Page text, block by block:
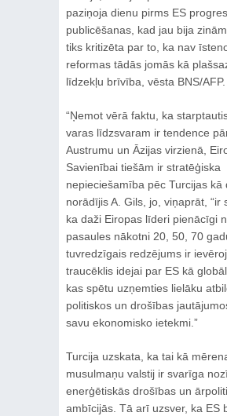
paziņoja dienu pirms ES
publicēšanas, kad jau bija
tiks kritizēta par to, ka nav
reformas tādās jomās kā
līdzekļu brīvība, vēsta BNS/AFP.
“Ņemot vērā faktu, ka
varas līdzsvaram ir tendence
Austrumu un Āzijas virzienā,
Savienībai tiešām ir stratēģiska
nepieciešamība pēc Turcijas kā
norādījis A. Gils, jo, viņaprāt, “ir
ka daži Eiropas līderi pienācīgi
pasaules nākotni 20, 50, 70
tuvredzīgais redzējums ir
traucēklis idejai par ES kā
kas spētu uzņemties lielāku
politiskos un drošības
savu ekonomisko ietekmi.”
Turcija uzskata, ka tai kā
musulmaņu valstij ir svarīga
enerģētiskās drošības un
ambīcijās. Tā arī uzsver, ka ES